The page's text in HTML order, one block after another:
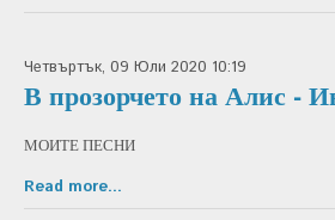
Четвъртък, 09 Юли 2020 10:19
В прозорчето на Алис -
МОИТЕ ПЕСНИ
Read more...